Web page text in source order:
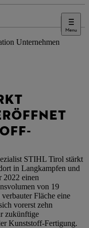
Menu
Unternehmen
STIHL Tirol stärkt
in Langkampfen und
2022 einen
von 19
Fläche eine
vorerst zehn
zukünftige
Kunststoff-Fertigung.